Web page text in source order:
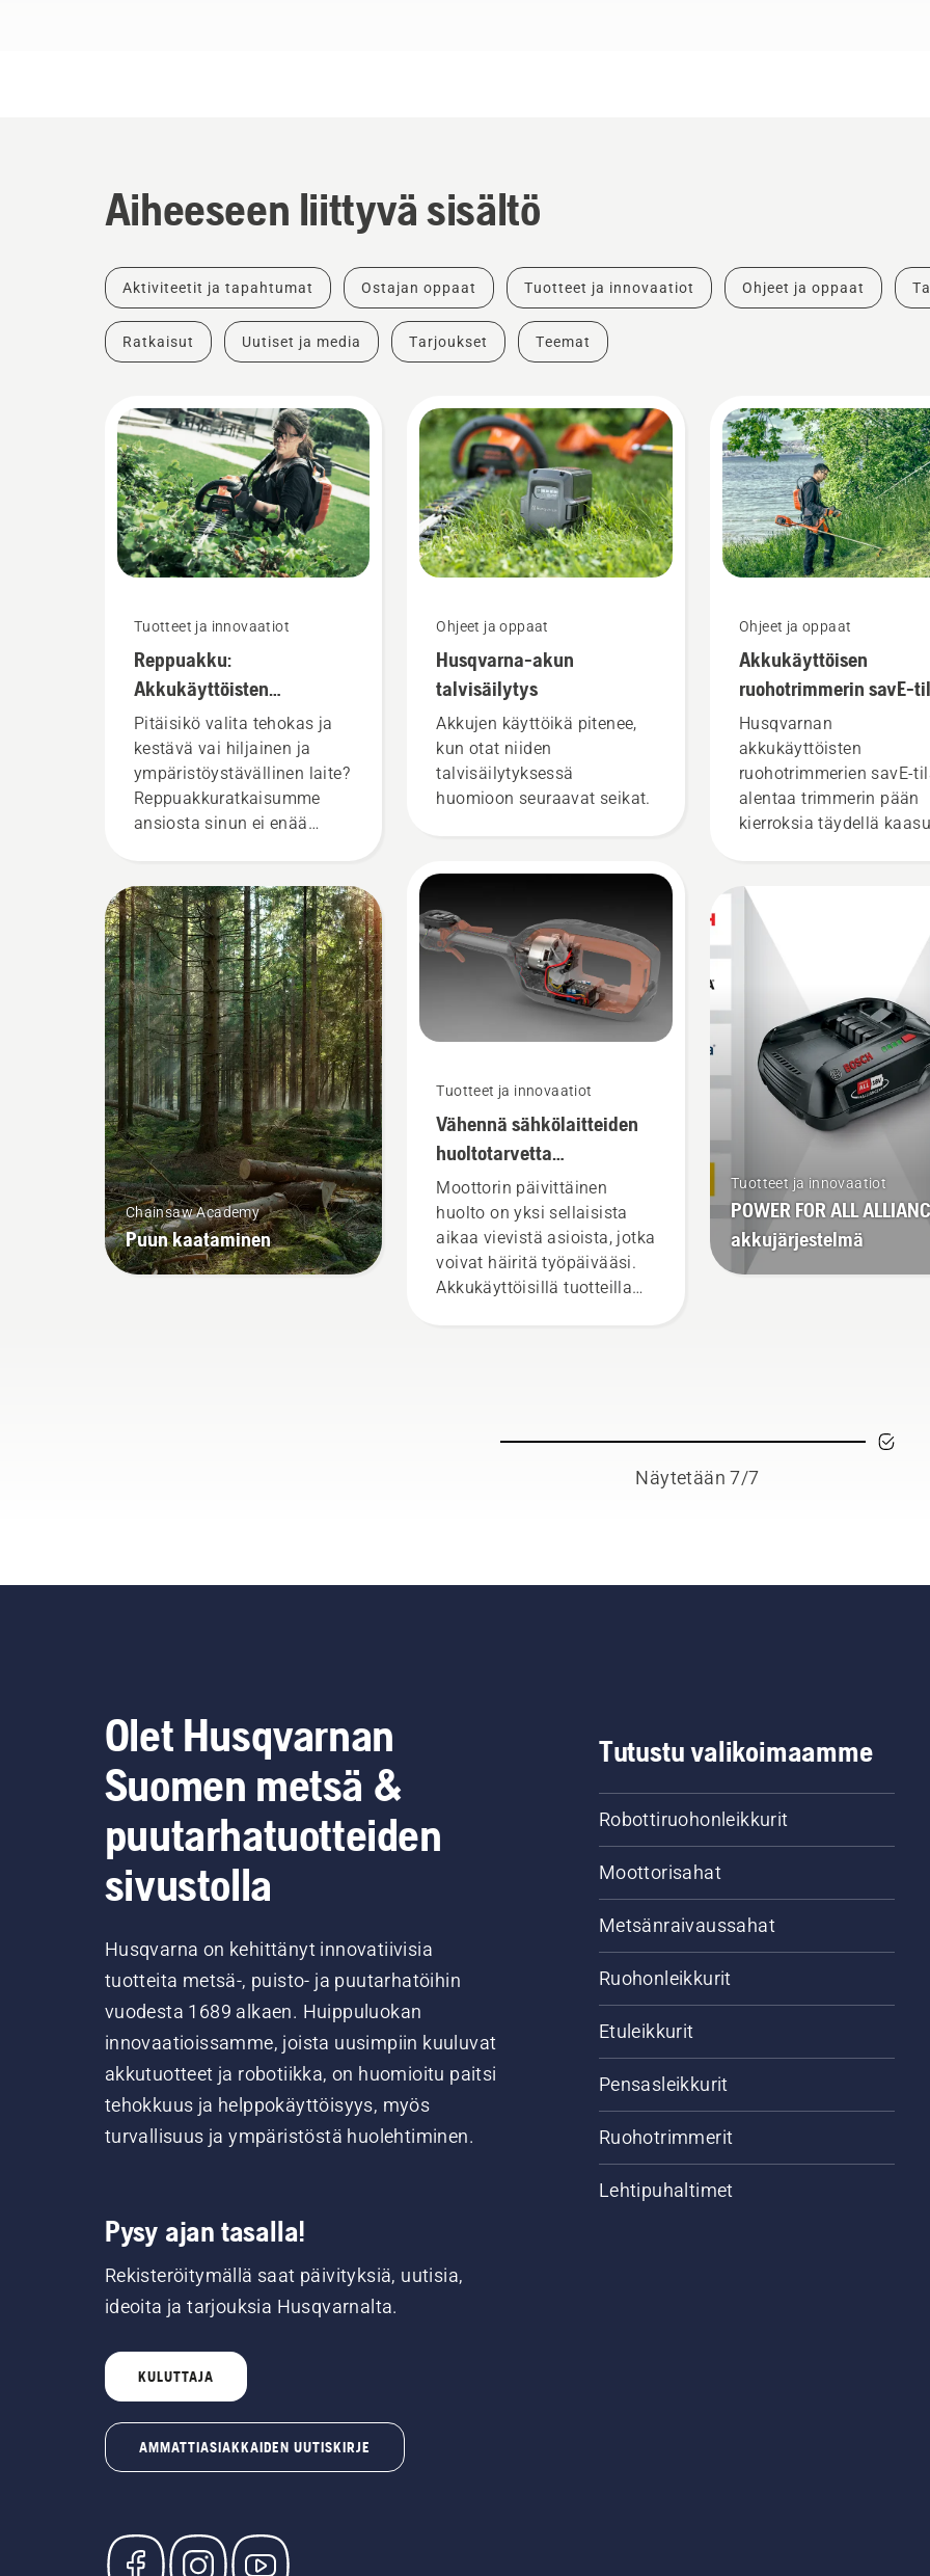
Aiheeseen liittyvä sisältö
Aktiviteetit ja tapahtumat Ostajan oppaat Tuotteet ja innovaatiot Ohjeet ja oppaat
Ratkaisut Uutiset ja media Tarjoukset Teemat
Tuotteet ja innovaatiot
Reppuakku:
Akkukäyttöisten
työkalujen vallankumous
Pitäisikö valita tehokas ja
kestävä vai hiljainen ja
ympäristöystävällinen laite?
Reppuakkuratkaisumme
ansiosta sinun ei enää
”Ratkaisu vie akkukäyttöiset
tuotteemme täysin uudelle
tasolle”, sanoo Husqvarnan
sähkö- ja akkukäyttöisistä
kannettavista työkaluista
vastaava Product Manager
Johan Svennung.
Chainsaw Academy
Puun kaataminen
Ohjeet ja oppaat
Husqvarna-akun
talvisäilytys
Akkujen käyttöikä pitenee,
kun otat niiden
talvisäilytyksessä
huomioon seuraavat seikat.
Tuotteet ja innovaatiot
Vähennä sähkölaitteiden
huoltotarvetta
akkukäyttöisillä
työkaluilla
Moottorin päivittäinen
huolto on yksi sellaisista
aikaa vievistä asioista, jotka
voivat häiritä työpäivääsi.
Akkukäyttöisillä tuotteilla
Ohjeet ja oppaat
Akkukäyttöisen
ruohotrimmerin savE-
käyttäminen
Husqvarnan
akkukäyttöisten
ruohotrimmerien savE-
alentaa trimmerin pään
kierroksia täydellä
ruohoa leikattaessa.
tilan voi kytkeä
pois helposti yhdellä
Tuotteet ja innovaatiot
POWER FOR ALL
akkujärjestelmä
Näytetään 7/7
Olet Husqvarnan
Suomen metsä &
puutarhatuotteiden
sivustolla
Husqvarna on kehittänyt innovatiivisia
tuotteita metsä-, puisto- ja puutarhatöihin
vuodesta 1689 alkaen. Huippuluokan
innovaatioissamme, joista uusimpiin kuuluvat
akkutuotteet ja robotiikka, on huomioitu paitsi
tehokkuus ja helppokäyttöisyys, myös
turvallisuus ja ympäristöstä huolehtiminen.
Pysy ajan tasalla!
Rekisteröitymällä saat päivityksiä, uutisia,
ideoita ja tarjouksia Husqvarnalta.
KULUTTAJA
AMMATTIASIAKKAIDEN UUTISKIRJE
Tutustu valikoimaamme
Robottiruohonleikkurit
Moottorisahat
Metsänraivaussahat
Ruohonleikkurit
Etuleikkurit
Pensasleikkurit
Ruohotrimmerit
Lehtipuhaltimet